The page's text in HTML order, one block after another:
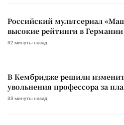
Российский мультсериал
высокие рейтинги в Германии
32 минуты назад
В Кембридже решили
увольнения профессора за
33 минуты назад